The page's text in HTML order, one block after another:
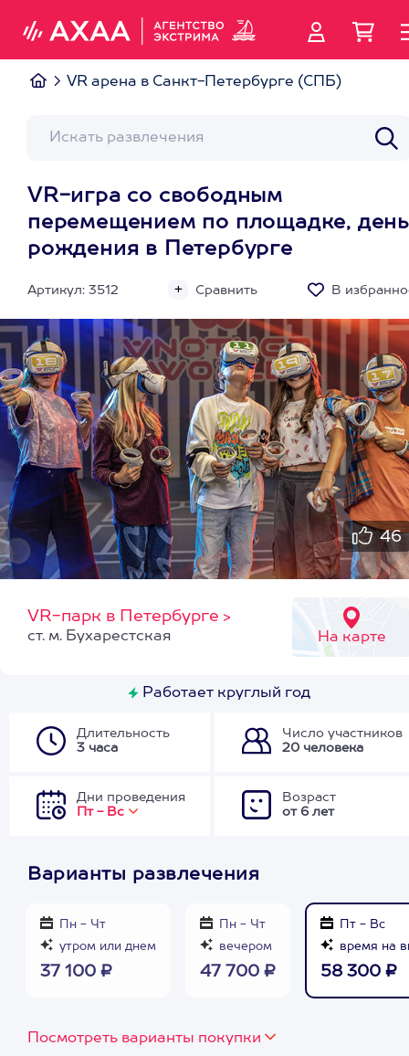
VR арена в Санкт-Петербурге (СПБ)
VR-игра со свободным
перемещением по площадке, день
рождения в Петербурге
Артикул: 3512 Сравнить В
46
VR-парк в Петербурге >
На карте
ст. м. Бухарестская
Работает круглый год
Длительность
3 часа
Число участников
20 человека
Дни проведения
Пт - Вс
Возраст
от 6 лет
Варианты развлечения
Пн - Чт
утром или днем
37 100 ₽
Пн - Чт
вечером
47 700 ₽
Пт - Вс
время на
58 300 ₽
Посмотреть варианты покупки